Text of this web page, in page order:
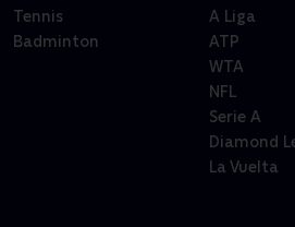
Tennis
Badminton
A Liga
ATP
WTA
NFL
Serie A
Diamond
La Vuelta